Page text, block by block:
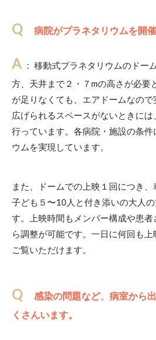
Q 病院がプラネタリウムを開
A ： 移動式プラネタリウムのドー
方、天井まで２・７mの高さが必要
が足りなくても、エアドームなの
広げられるスペースがないときに
行っています。各病院・施設の条件
ウムを実現しています。
また、ドームでの上映１回につき、
子ども５〜10人と付き添いの大人
す。上映時間もメンバー構成や患
ら調整が可能です。一日に何回も
ご覧いただけます。
Q
感染の問題など、病室から
くさんいます。